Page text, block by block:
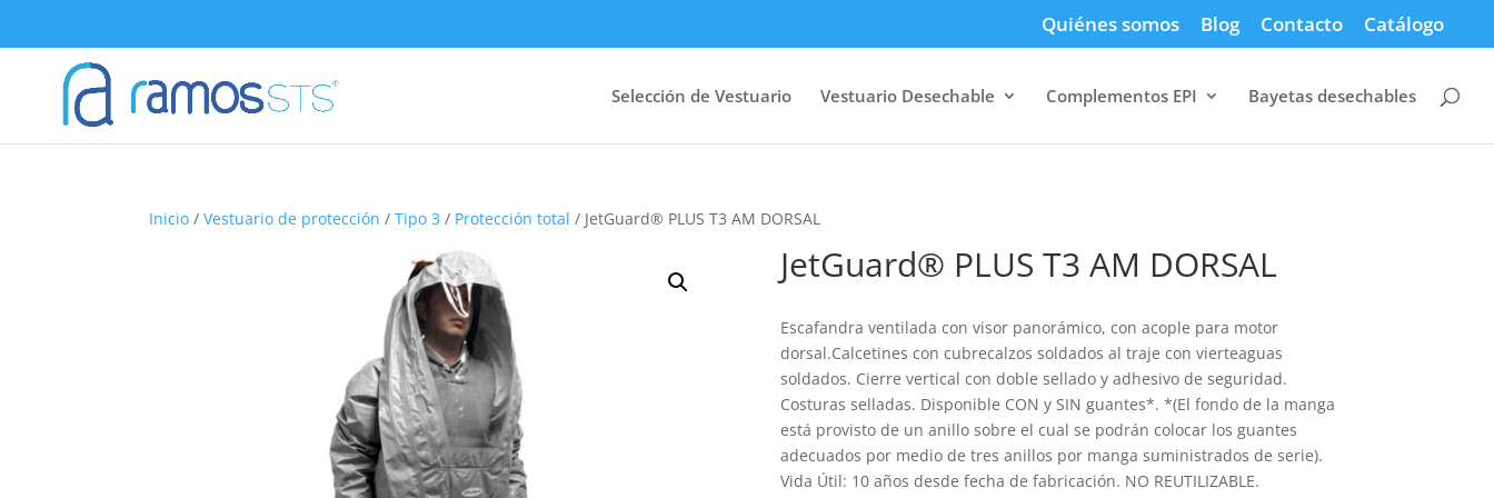
Quiénes somos Blog Contacto Catálogo
Selección de Vestuario Vestuario Desechable Complementos EPI Bayetas desechables
Inicio /Vestuario de protección /Tipo 3 / Protección total / JetGuard® PLUS T3 AM DORSAL
JetGuard® PLUS T3 AM DORSAL
Escafandra ventilada con visor panorámico, con acople para motor
dorsal.Calcetines con cubrecalzos soldados al traje con vierteaguas
soldados. Cierre vertical con doble sellado y adhesivo de seguridad.
Costuras selladas. Disponible CON y SIN guantes*. *(El fondo de la manga
está provisto de un anillo sobre el cual se podrán colocar los guantes
adecuados por medio de tres anillos por manga suministrados de serie).
Vida Útil: 10 años desde fecha de fabricación. NO REUTILIZABLE.